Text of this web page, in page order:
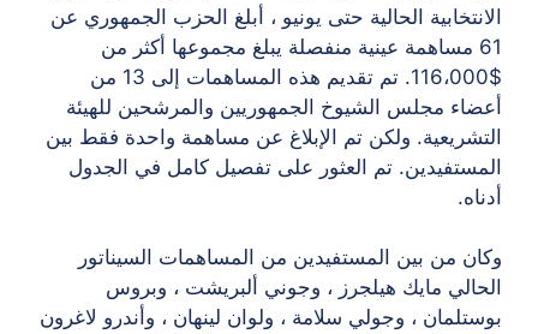
الانتخابية الحالية حتى يونيو ، أبلغ الحزب الجمهوري عن
61 مساهمة عينية منفصلة يبلغ مجموعها أكثر من
$116،000. تم تقديم هذه المساهمات إلى 13 من
أعضاء مجلس الشيوخ الجمهوريين والمرشحين للهيئة
التشريعية. ولكن تم الإبلاغ عن مساهمة واحدة فقط بين
المستفيدين. تم العثور على تفصيل كامل في الجدول
أدناه.
وكان من بين المستفيدين من المساهمات السيناتور
الحالي مايك هيلجرز ، وجوني ألبريشت ، وبروس
بوستلمان ، وجولي سلامة ، ولوان لينهان ، وأندرو لاغرون